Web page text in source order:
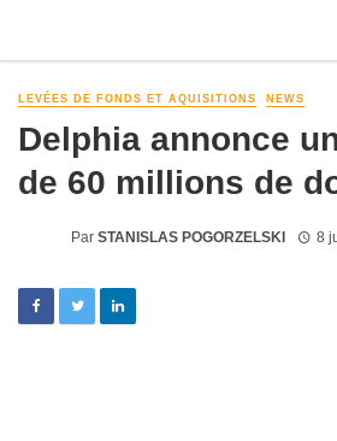
LEVÉES DE FONDS ET AQUISITIONS NEWS
Delphia annonce
de 60 millions de
Par STANISLAS POGORZELSKI 8